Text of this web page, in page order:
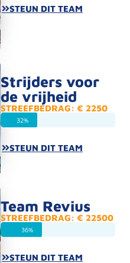
STEUN DIT TEAM
Strijders voor
de vrijheid
STREEFBEDRAG: € 2250
32%
STEUN DIT TEAM
Team Revius
STREEFBEDRAG: € 22500
36%
STEUN DIT TEAM